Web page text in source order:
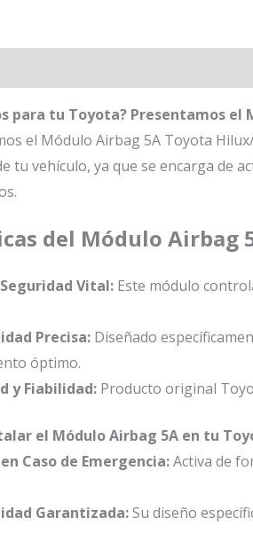
para tu Toyota? Presentamos
el Módulo Airbag 5A Toyota
tu vehículo, ya que se encarga de
del Módulo Airbag
Vital:Este módulo
Precisa:Diseñado
óptimo.
y Fiabilidad:Producto original
el Módulo Airbag 5A en tu
Caso de Emergencia:Activa de
Garantizada:Su diseño